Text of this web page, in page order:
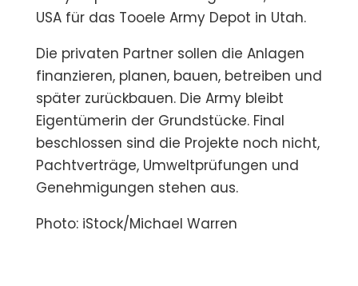
USA für das Tooele Army Depot in Utah.
Die privaten Partner sollen die Anlagen
finanzieren, planen, bauen, betreiben und
später zurückbauen. Die Army bleibt
Eigentümerin der Grundstücke. Final
beschlossen sind die Projekte noch nicht,
Pachtverträge, Umweltprüfungen und
Genehmigungen stehen aus.
Photo: iStock/Michael Warren